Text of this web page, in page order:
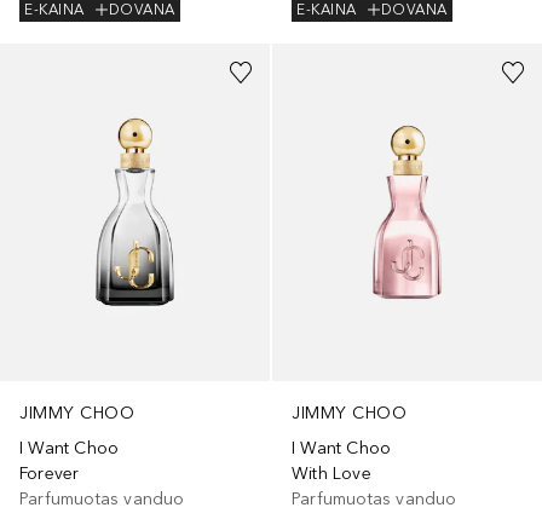
E-KAINA
DOVANA
E-KAINA
DOVANA
JIMMY CHOO
I Want Choo
Forever
Parfumuotas vanduo
JIMMY CHOO
I Want Choo
With Love
Parfumuotas vanduo